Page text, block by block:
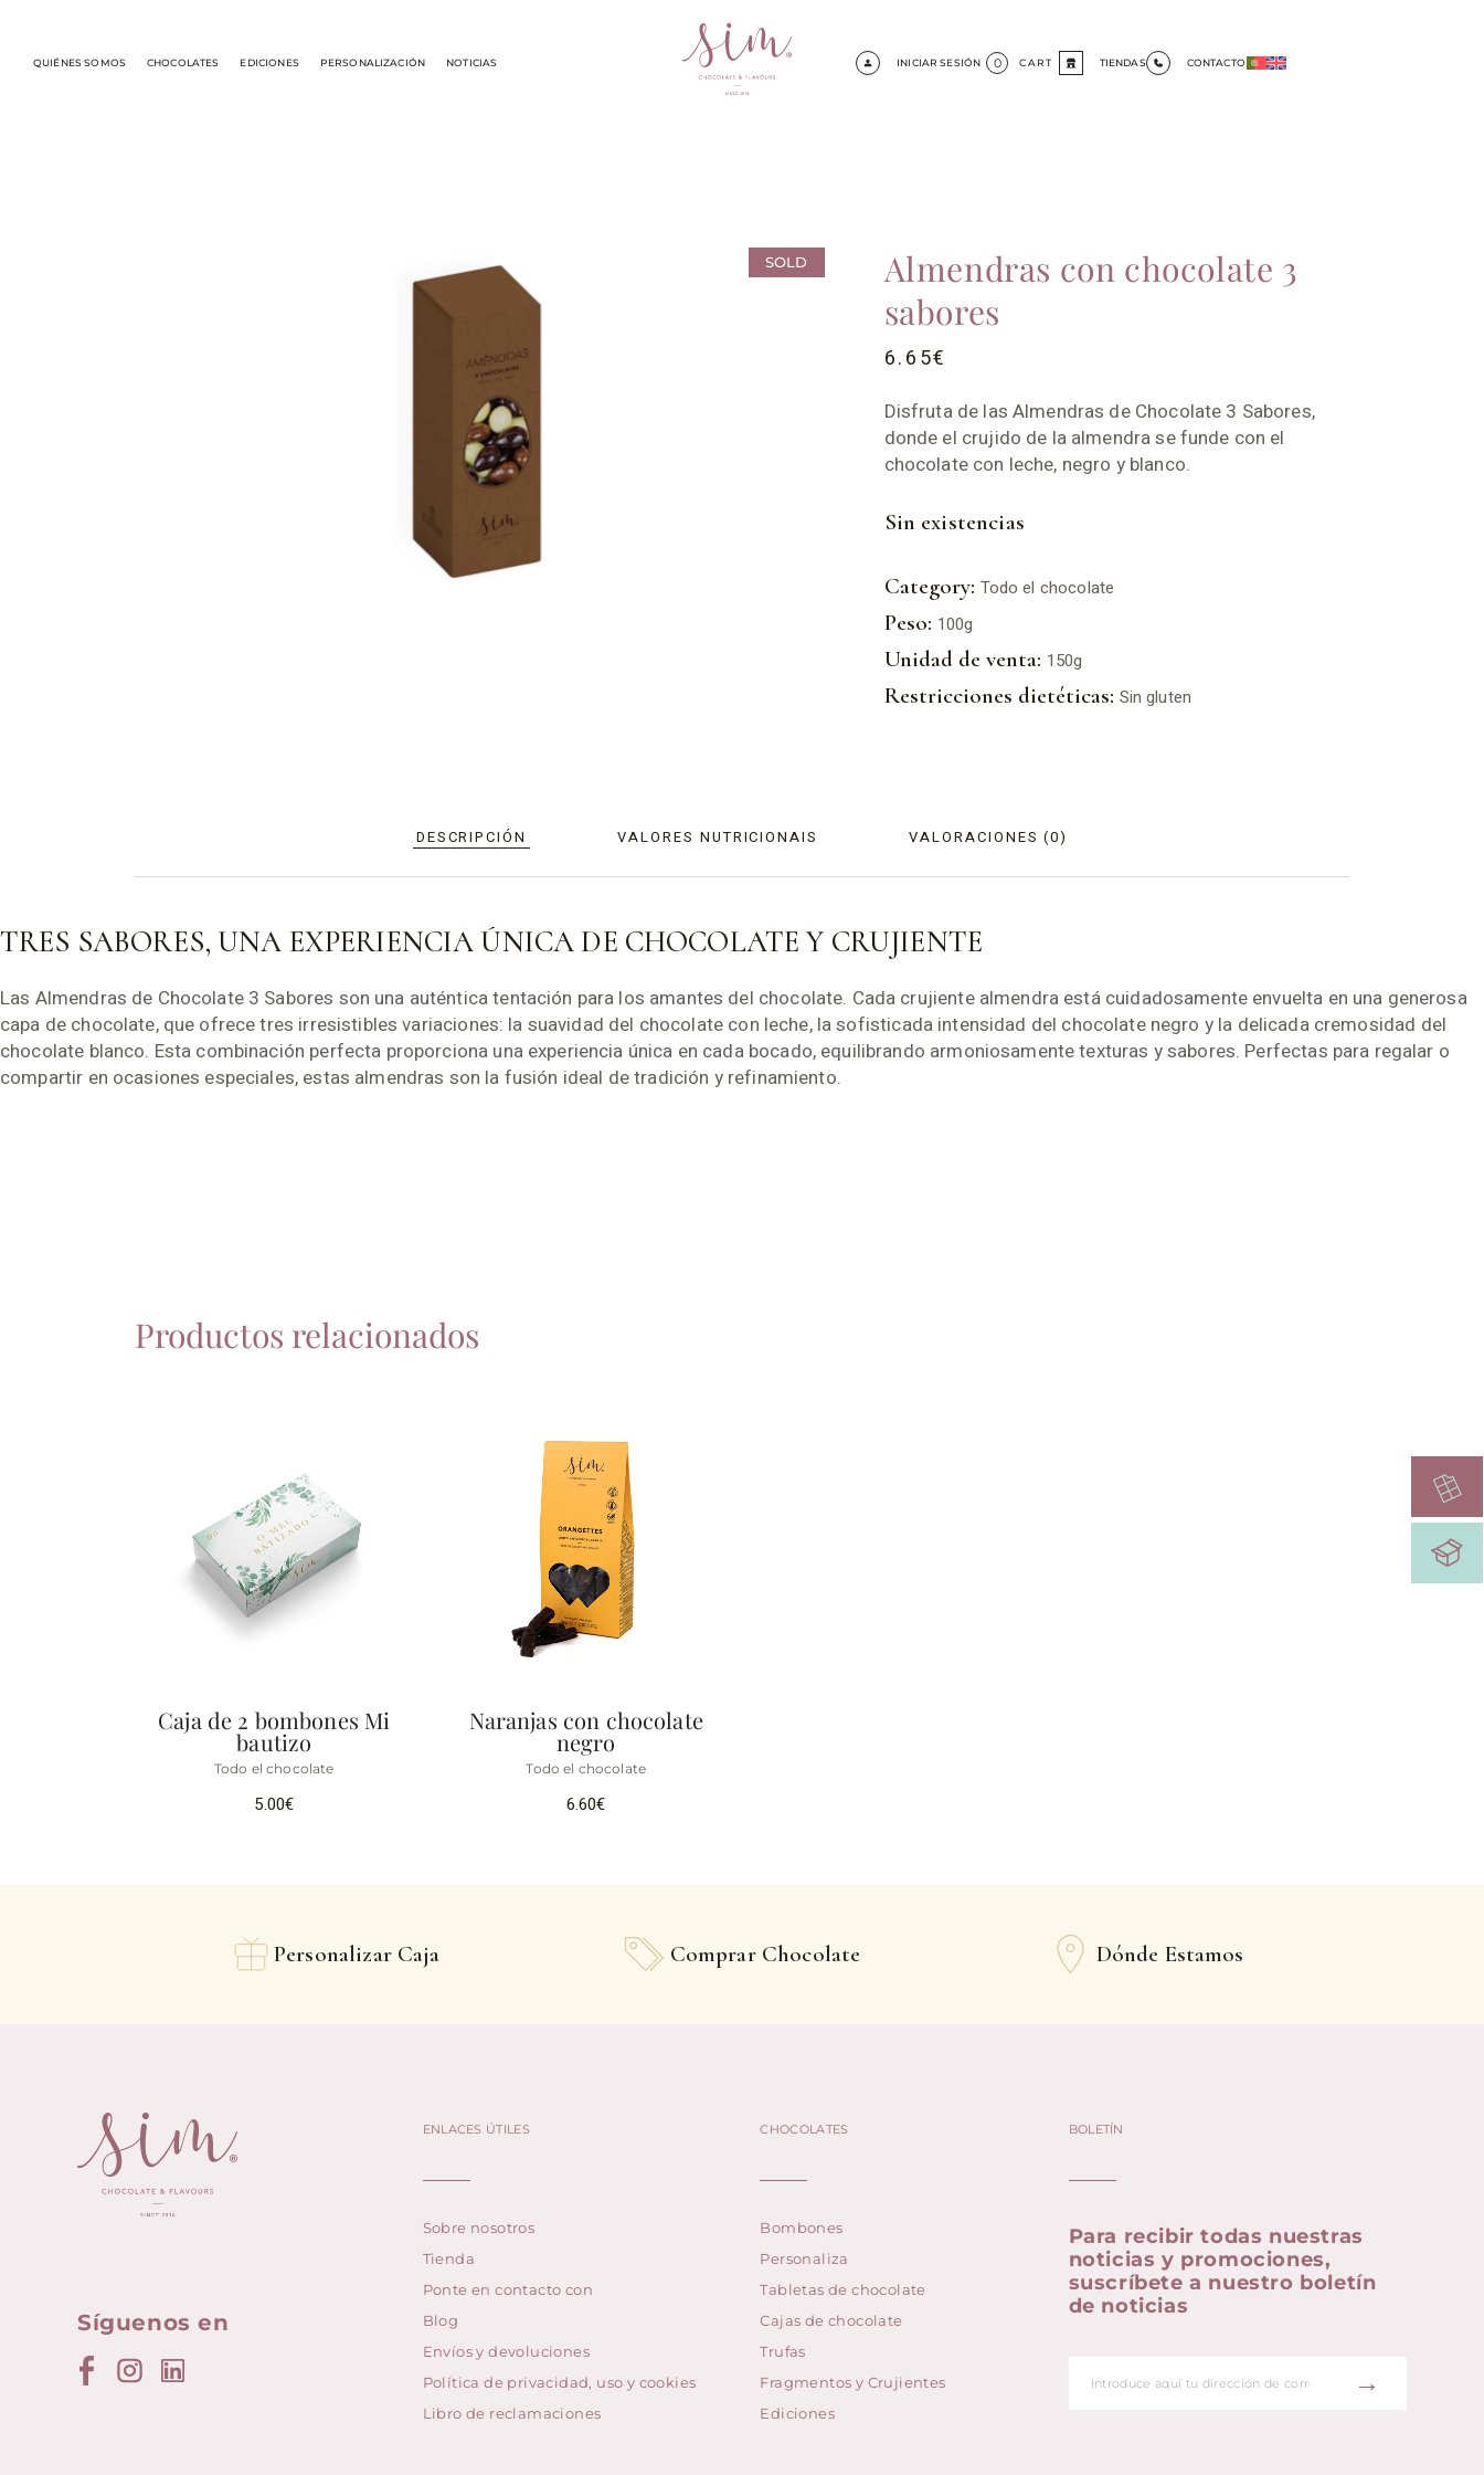
QUIÉNES SOMOS CHOCOLATES EDICIONES PERSONALIZACIÓN NOTICIAS INICIAR SESIÓN CART
0 TIENDAS CONTACTO
SOLD
Almendras con chocolate 3
sabores
6.65€
Disfruta de las Almendras de Chocolate 3 Sabores,
donde el crujido de la almendra se funde con el
chocolate con leche, negro y blanco.
Sin existencias
Category: Todo el chocolate
Peso: 100g
Unidad de venta: 150g
Restricciones dietéticas: Sin gluten
DESCRIPCIÓN VALORES NUTRICIONAIS VALORACIONES (0)
TRES SABORES, UNA EXPERIENCIA ÚNICA DE CHOCOLATE Y CRUJIENTE
Las Almendras de Chocolate 3 Sabores son una auténtica tentación para los amantes del chocolate. Cada crujiente almendra está cuidadosamente envuelta en una generosa
capa de chocolate, que ofrece tres irresistibles variaciones: la suavidad del chocolate con leche, la sofisticada intensidad del chocolate negro y la delicada cremosidad del
chocolate blanco. Esta combinación perfecta proporciona una experiencia única en cada bocado, equilibrando armoniosamente texturas y sabores. Perfectas para regalar o
compartir en ocasiones especiales, estas almendras son la fusión ideal de tradición y refinamiento.
Productos relacionados
Caja de 2 bombones Mi
bautizo
Todo el chocolate
5.00€
Naranjas con chocolate
negro
Todo el chocolate
6.60€
Personalizar Caja Comprar Chocolate Dónde Estamos
Síguenos en
ENLACES ÚTILES
Sobre nosotros
Tienda
Ponte en contacto con
Blog
Envíos y devoluciones
Política de privacidad, uso y cookies
Libro de reclamaciones
CHOCOLATES
Bombones
Personaliza
Tabletas de chocolate
Cajas de chocolate
Trufas
Fragmentos y Crujientes
Ediciones
BOLETÍN
Para recibir todas nuestras
noticias y promociones,
suscríbete a nuestro boletín
de noticias
→